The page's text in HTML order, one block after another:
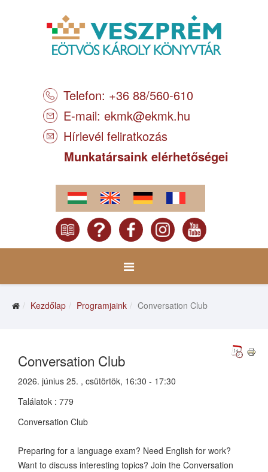
Telefon: +36 88/560-610
E-mail: ekmk@ekmk.hu
Hírlevél feliratkozás
Munkatársaink elérhetőségei
Kezdőlap Programjaink Conversation Club
Conversation Club
2026. június 25. , csütörtök, 16:30 - 17:30
Találatok : 779
Conversation Club
Preparing for a language exam? Need English for work?
Want to discuss interesting topics? Join the Conversation